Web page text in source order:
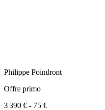
Philippe Poindront
Offre primo
3 390 € - 75 €